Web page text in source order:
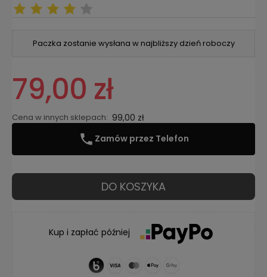
Paczka zostanie wysłana w najbliższy dzień roboczy
79,00 zł
Cena w innych sklepach: 99,00 zł
Zamów przez Telefon
DO KOSZYKA
Kup i zapłać później